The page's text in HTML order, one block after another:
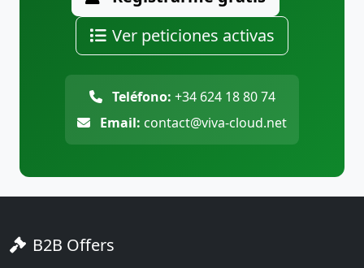
Ver peticiones activas
Teléfono: +34 624 18 80 74
Email: contact@viva-cloud.net
B2B Offers